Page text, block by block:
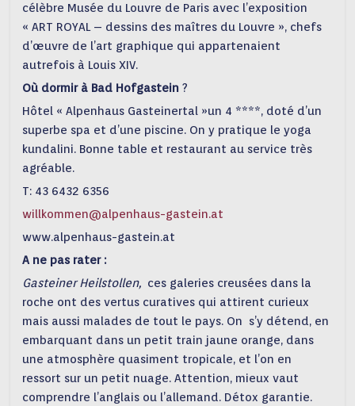
célèbre Musée du Louvre de Paris avec l’exposition
« ART ROYAL – dessins des maîtres du Louvre », chefs
d’œuvre de l’art graphique qui appartenaient
autrefois à Louis XIV.
Où dormir à Bad Hofgastein ?
Hôtel « Alpenhaus Gasteinertal »un 4 ****, doté d’un
superbe spa et d’une piscine. On y pratique le yoga
kundalini. Bonne table et restaurant au service très
agréable.
T: 43 6432 6356
willkommen@alpenhaus-gastein.at
www.alpenhaus-gastein.at
A ne pas rater :
Gasteiner Heilstollen, ces galeries creusées dans la
roche ont des vertus curatives qui attirent curieux
mais aussi malades de tout le pays. On s’y détend, en
embarquant dans un petit train jaune orange, dans
une atmosphère quasiment tropicale, et l’on en
ressort sur un petit nuage. Attention, mieux vaut
comprendre l’anglais ou l’allemand. Détox garantie.